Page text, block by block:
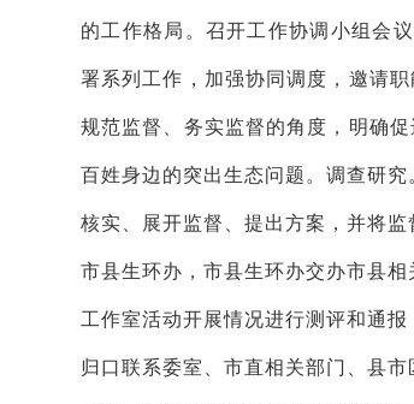
的工作格局。召开工作协调小组会
署系列工作，加强协同调度，邀请
规范监督、务实监督的角度，明确
百姓身边的突出生态问题。调查研
核实、展开监督、提出方案，并将
市县生环办，市县生环办交办市县
工作室活动开展情况进行测评和通
归口联系委室、市直相关部门、县